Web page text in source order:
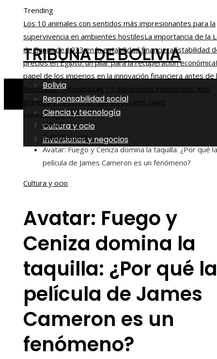
Trending
Los 10 animales con sentidos más impresionantes para la
supervivencia en ambientes hostilesLa importancia de la
de Banca de 1933 en la estabilidad financieraEstabilidad
precios en Egipto: un pilar para la recuperación económica
papel de los imperios en la innovación financiera antes de
Revolución IndustrialLas 15 donaciones individuales más
grandes y su contribución a sectores clave
viernes, agosto 7
TRIBUNA DE BOLIVIA
Bolivia
Responsabilidad social
Ciencia y tecnología
Cultura y ocio
Inversiones y negocios
Home
Cultura y ocio
Avatar: Fuego y Ceniza domina la taquilla: ¿Por qué la
película de James Cameron es un fenómeno?
Cultura y ocio
Avatar: Fuego y
Ceniza domina la
taquilla: ¿Por qué la
película de James
Cameron es un
fenómeno?